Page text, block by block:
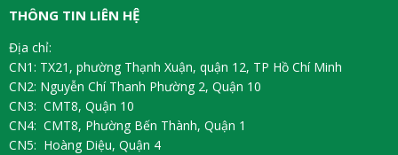
THÔNG TIN LIÊN HỆ
Địa chỉ:
CN1: TX21, phường Thạnh Xuận, quận 12, TP Hồ Chí Minh
CN2: Nguyễn Chí Thanh Phường 2, Quận 10
CN3: CMT8, Quận 10
CN4: CMT8, Phường Bến Thành, Quận 1
CN5: Hoàng Diệu, Quận 4